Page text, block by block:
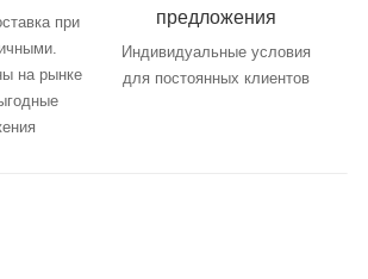
при
на рынке
предложения
Индивидуальные условия
для постоянных клиентов